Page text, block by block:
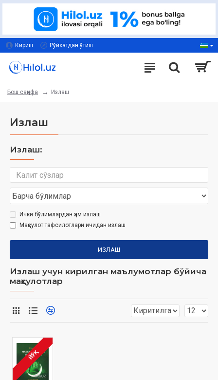
Кириш Рўйхатдан ўтиш
Бош саҳифа Излаш
Излаш
Излаш:
Ички бўлимлардан ҳам излаш
Маҳсулот тафсилотлари ичидан излаш
ИЗЛАШ
Излаш учун кирилган маълумотлар бўйича
маҳсулотлар
ЙЎҚ